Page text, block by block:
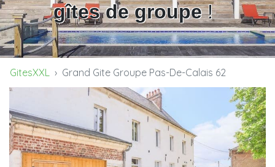
gîtes de groupe!
GitesXXL Grand Gite Groupe Pas-De-Calais 62